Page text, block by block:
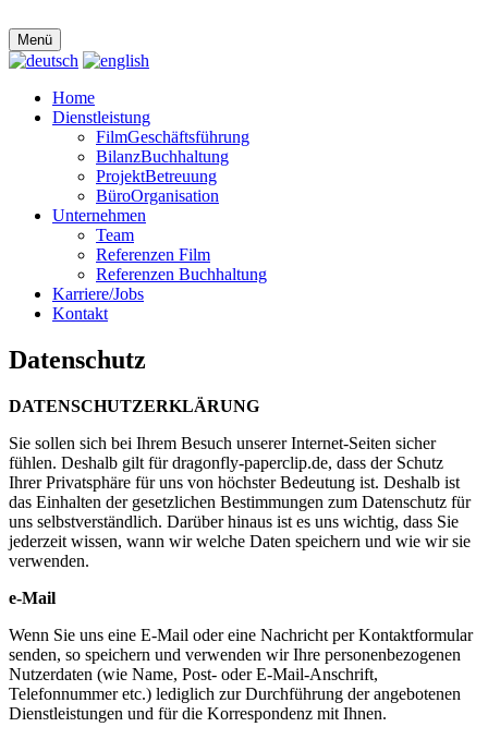
Menü
Home
Dienstleistung
FilmGeschäftsführung
BilanzBuchhaltung
ProjektBetreuung
BüroOrganisation
Unternehmen
Team
Referenzen Film
Referenzen Buchhaltung
Karriere/Jobs
Kontakt
Datenschutz
DATENSCHUTZERKLÄRUNG
Sie sollen sich bei Ihrem Besuch unserer Internet-Seiten sicher
fühlen. Deshalb gilt für dragonfly-paperclip.de, dass der Schutz
Ihrer Privatsphäre für uns von höchster Bedeutung ist. Deshalb ist
das Einhalten der gesetzlichen Bestimmungen zum Datenschutz für
uns selbstverständlich. Darüber hinaus ist es uns wichtig, dass Sie
jederzeit wissen, wann wir welche Daten speichern und wie wir sie
verwenden.
e-Mail
Wenn Sie uns eine E-Mail oder eine Nachricht per Kontaktformular
senden, so speichern und verwenden wir Ihre personenbezogenen
Nutzerdaten (wie Name, Post- oder E-Mail-Anschrift,
Telefonnummer etc.) lediglich zur Durchführung der angebotenen
Dienstleistungen und für die Korrespondenz mit Ihnen.